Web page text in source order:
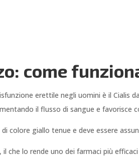
come
erettile negli uomini è il Cialis
il flusso di sangue e favorisce
colore giallo tenue e deve essere
che lo rende uno dei farmaci più